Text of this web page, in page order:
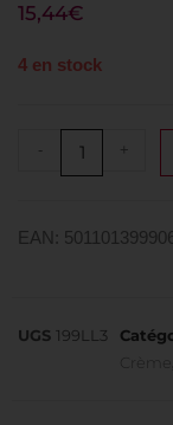
15,44€
4 en stock
- +
EAN:
UGS 199LL3